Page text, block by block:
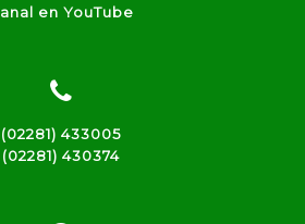
en YouTube
(02281) 433005
(02281) 430374